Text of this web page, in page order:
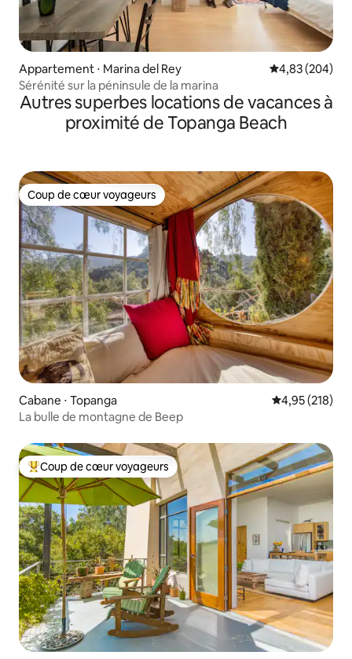
Appartement ⋅ Marina del Rey Évaluation
4,83 (204)
Sérénité sur la péninsule de la marina
Autres superbes locations de vacances à
proximité de Topanga Beach
Coup de cœur voyageurs
Coup de cœur voyageurs
Cabane ⋅ Topanga Évaluation
4,95 (218)
La bulle de montagne de Beep
Coups de cœur voyageurs les plus appréciés
Coup de cœur voyageurs